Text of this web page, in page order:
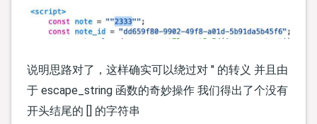
说明思路对了，这样确实可以绕过对 " 的转义 并且由
于 escape_string 函数的奇妙操作 我们得出了个没有
开头结尾的 [] 的字符串